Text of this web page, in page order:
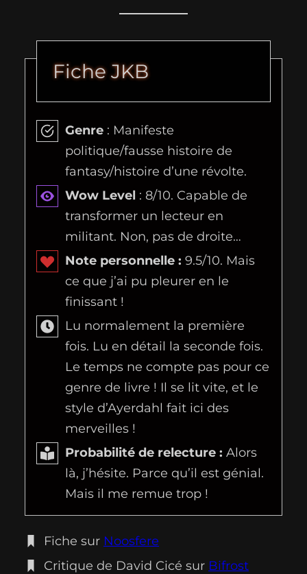
Fiche JKB
Genre : Manifeste
politique/fausse histoire de
fantasy/histoire d’une révolte.
Wow Level : 8/10. Capable de
transformer un lecteur en
militant. Non, pas de droite…
Note personnelle : 9.5/10. Mais
ce que j’ai pu pleurer en le
finissant !
Lu normalement la première
fois. Lu en détail la seconde fois.
Le temps ne compte pas pour ce
genre de livre ! Il se lit vite, et le
style d’Ayerdahl fait ici des
merveilles !
Probabilité de relecture : Alors
là, j’hésite. Parce qu’il est génial.
Mais il me remue trop !
Fiche sur Noosfere
Critique de David Cicé sur Bifrost